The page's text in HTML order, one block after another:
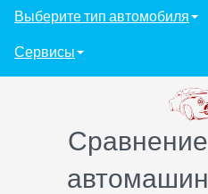
Выберите тип автомобиля
Сервисы
Сравнение
автомашин